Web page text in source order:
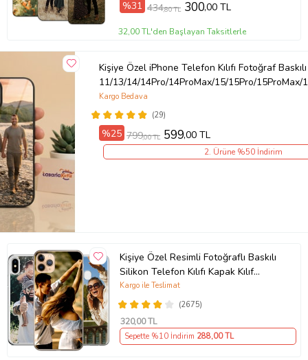
Örnek: Samsung Galaxy A8, Samsung Galaxy A8 2018, Samsung
Galaxy A8 Plus 2018, Xiaomi Mi 12T , Xiaomi Mi 12T Pro, Redmi 7A
Ürün Kodu:kcm84011864
%31 434,80 TL 300,00 TL
32,00 TL'den Başlayan Taksitlerle
Kişiye Özel iPhone Telefon Kılıfı Fotoğraf Baskılı
11/13/14/14Pro/14ProMax/15/15Pro/
(29)
Kargo Bedava
%25 799,00 TL 599,00 TL
2. Ürüne %50 İndirim
Kişiye Özel Resimli Fotoğraflı Baskılı
Silikon Telefon Kılıfı Kapak Kılıf
(Telefon Modelleri Açıklamada)
(2675)
Kargo ile Teslimat
320,00 TL
Sepette %10 İndirim 288,00 TL